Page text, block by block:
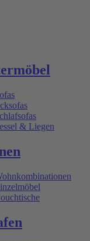
& Liegen